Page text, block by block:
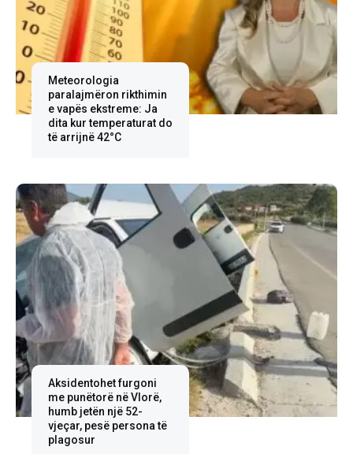
Meteorologia
paralajmëron rikthimin
e vapës ekstreme: Ja
dita kur temperaturat do
të arrijnë 42°C
Aksidentohet furgoni
me punëtorë në Vlorë,
humb jetën një 52-
vjeçar, pesë persona të
plagosur